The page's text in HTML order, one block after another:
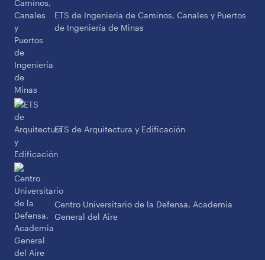
ETS de Ingeniería de Caminos, Canales y Puertos
de Ingeniería de Minas
ETS de Arquitectura y Edificación
Centro Universitario de la Defensa. Academia
General del Aire